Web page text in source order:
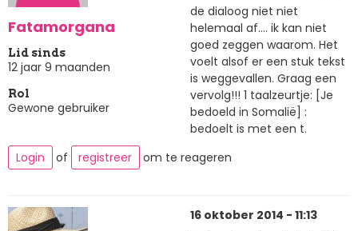
Fatamorgana
Lid sinds
12 jaar 9 maanden
Rol
Gewone gebruiker
de dialoog niet niet
helemaal af.... ik kan niet
goed zeggen waarom. Het
voelt alsof er een stuk tekst
is weggevallen. Graag een
vervolg!!! 1 taalzeurtje: [Je
bedoeld in Somalië] :
bedoelt is met een t.
Login
of registreer om te reageren
16 oktober 2014 - 11:13